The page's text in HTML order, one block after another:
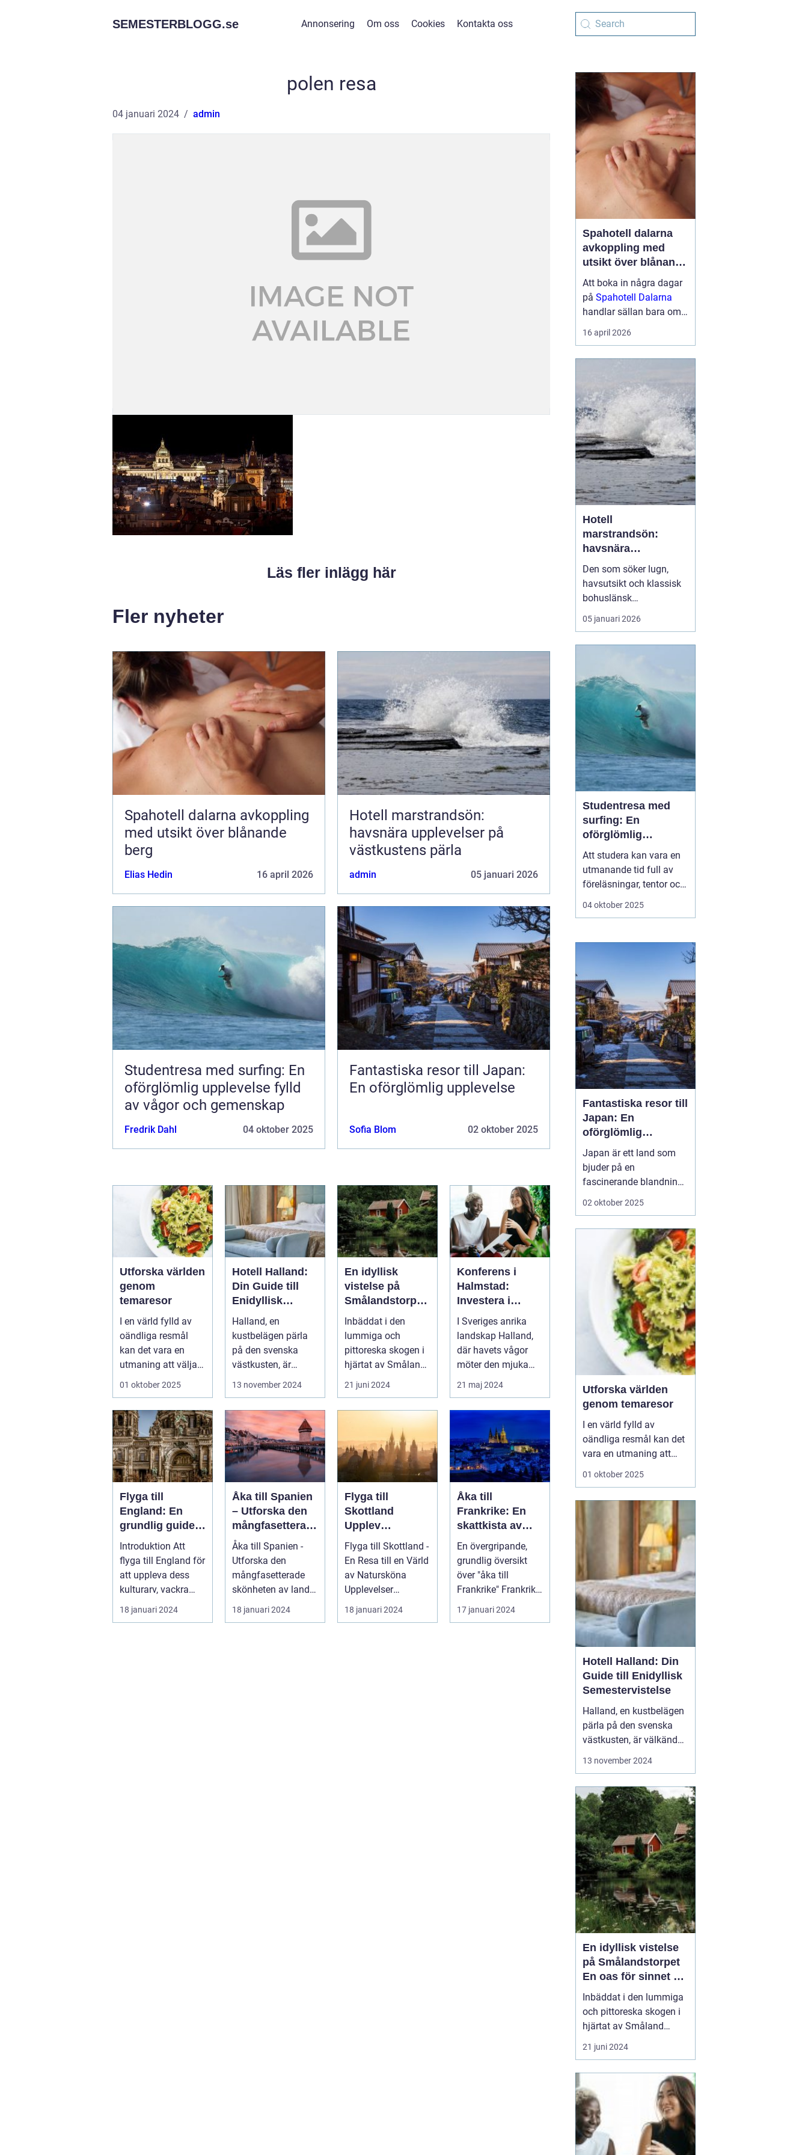
SEMESTERBLOGG.se Annonsering Om oss Cookies Kontakta oss
polen resa
04 januari 2024 admin
Läs fler inlägg här
Fler nyheter
Spahotell dalarna avkoppling
med utsikt över blånande
berg
Elias Hedin 16 april 2026
Hotell marstrandsön:
havsnära upplevelser på
västkustens pärla
admin 05 januari 2026
Studentresa med surfing: En
oförglömlig upplevelse fylld
av vågor och gemenskap
Fredrik Dahl 04 oktober 2025
Fantastiska resor till Japan:
En oförglömlig upplevelse
Sofia Blom 02 oktober 2025
Utforska världen
genom
temaresor
I en värld fylld av
oändliga resmål
kan det vara en
utmaning att välja
rät...
01 oktober 2025
Hotell Halland:
Din Guide till
Enidyllisk
Semestervistels
e
Halland, en
kustbelägen pärla
på den svenska
västkusten, är
13 november 2024
En idyllisk
vistelse på
Smålandstorpet
En oas för
sinnet på
svenska
landsbygden
Inbäddat i den
lummiga och
pittoreska skogen i
hjärtat av Småland
påträffar besökaren
en pärla sälla...
21 juni 2024
Konferens i
Halmstad:
Investera i
inspiration och
effektivitet
I Sveriges anrika
landskap Halland,
där havets vågor
möter den mjuka
sandstranden, l...
21 maj 2024
Flyga till
England: En
grundlig guide
till resan
Introduktion Att
flyga till England för
att uppleva dess
kulturarv, vackra
landskap och
pulserande s...
18 januari 2024
Åka till Spanien
– Utforska den
mångfasetterad
e skönheten av
landet
Åka till Spanien -
Utforska den
mångfasetterade
skönheten av landet
Spanien, ett land
som inte bar...
18 januari 2024
Flyga till
Skottland
Upplev
Skönheten i det
Skotska
Landskapet
Flyga till Skottland -
En Resa till en Värld
av Natursköna
Upplevelser
Inledning:
Skottland, det my...
18 januari 2024
Åka till
Frankrike: En
skattkista av
kultur, mat och
historia
En övergripande,
grundlig översikt
över "åka till
Frankrike" Frankrike
är en destination
som ofta l...
17 januari 2024
Spahotell dalarna
avkoppling med
utsikt över blånande
berg
Att boka in några dagar
på Spahotell Dalarna
handlar sällan bara om
att få en massage eller
ta ett dopp i en varm
om naturen, tystnaden
och känslan av att kliva
åt sidan från...
16 april 2026
Hotell
marstrandsön:
havsnära
upplevelser på
västkustens pärla
Den som söker lugn,
havsutsikt och klassisk
bohuslänsk
skärgårdsmiljö hamnar
förr eller senare på
pulserande sommarliv.
För många...
05 januari 2026
Studentresa med
surfing: En
oförglömlig
upplevelse fylld av
vågor och
gemenskap
Att studera kan vara en
utmanande tid full av
föreläsningar, tentor och
den ständiga pressen att
själv en paus och ladda
batterierna. Vad kan då
04 oktober 2025
Fantastiska resor till
Japan: En
oförglömlig
upplevelse
Japan är ett land som
bjuder på en
fascinerande blandning
av gamla traditioner och
Japan resor ett...
02 oktober 2025
Utforska världen
genom temaresor
I en värld fylld av
oändliga resmål kan det
vara en utmaning att
välja rätt upplevelse.
de vill skapa minnen och
fördjupa sina kunskaper
01 oktober 2025
Hotell Halland: Din
Guide till Enidyllisk
Semestervistelse
Halland, en kustbelägen
pärla på den svenska
västkusten, är välkänd
för sina praktfulla
stressfria
spaanläggningar till
familjevänliga seme...
13 november 2024
En idyllisk vistelse
på Smålandstorpet
En oas för sinnet på
svenska
landsbygden
Inbäddat i den lummiga
och pittoreska skogen i
hjärtat av Småland
påträffar besökaren en
pärla sällan skådad
det ögonblick däck rullar
över grusets knaster vid
grusvägens slut är stress
och stadens brus som
bortblåsta. Skogsgårde...
21 juni 2024